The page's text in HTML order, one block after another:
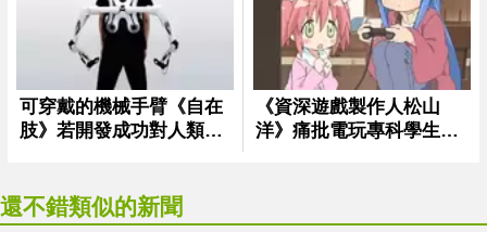
還不錯類似的新聞